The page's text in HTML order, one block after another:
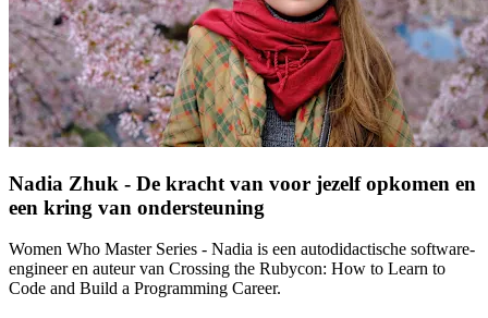
Nadia Zhuk - De kracht van voor jezelf opkomen en
een kring van ondersteuning
Women Who Master Series - Nadia is een autodidactische software-
engineer en auteur van Crossing the Rubycon: How to Learn to
Code and Build a Programming Career.